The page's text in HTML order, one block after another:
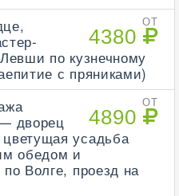
ОТ
4380
по кузнечному
с пряниками)
ОТ
4890
дворец
усадьба
обедом и
Волге, проезд на